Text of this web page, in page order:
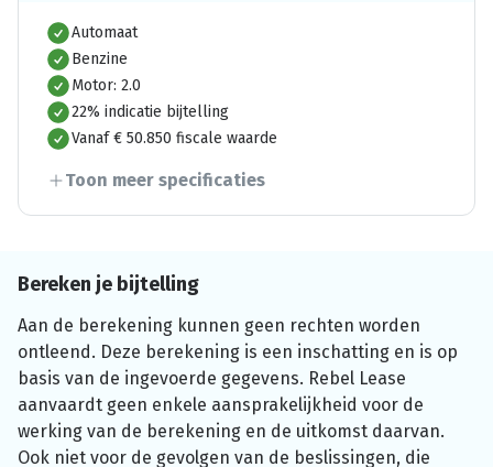
Automaat
Benzine
Motor: 2.0
22% indicatie bijtelling
Vanaf € 50.850 fiscale waarde
Toon meer specificaties
Bereken je bijtelling
Aan de berekening kunnen geen rechten worden
ontleend. Deze berekening is een inschatting en is op
basis van de ingevoerde gegevens. Rebel Lease
aanvaardt geen enkele aansprakelijkheid voor de
werking van de berekening en de uitkomst daarvan.
Ook niet voor de gevolgen van de beslissingen, die